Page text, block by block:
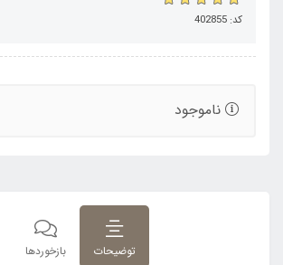
کد: 402855
ناموجود
توضیحات بازخوردها